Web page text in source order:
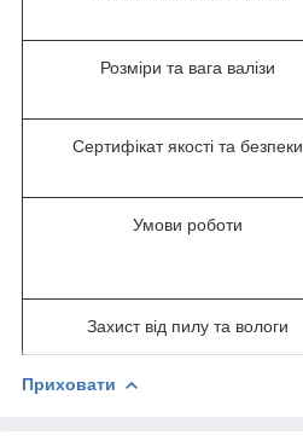
Розміри та вага валізи
Сертифікат якості та безпеки
Умови роботи
Захист від пилу та вологи
Приховати